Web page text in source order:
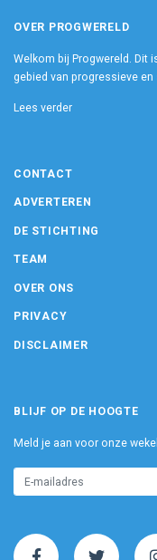
OVER PROGWERELD
Welkom bij Progwereld. Dit
gebied van progressieve
Lees verder
CONTACT
ADVERTEREN
DE STICHTING
TEAM
OVER ONS
PRIVACY
DISCLAIMER
BLIJF OP DE HOOGTE
Meld je aan voor onze